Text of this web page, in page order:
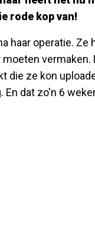
rode kop van!
haar operatie. Ze
vermaken.
die ze kon
dat zo'n 6